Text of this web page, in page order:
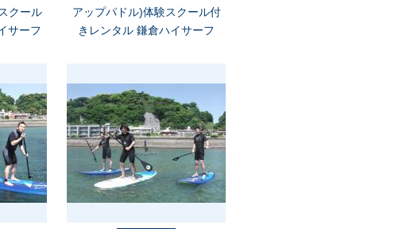
クール
サーフ
アップパドル)体験スクール付
きレンタル 鎌倉ハイサーフ